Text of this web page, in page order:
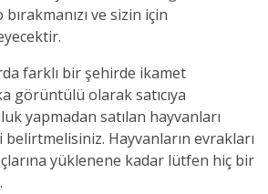
ve sizin için
farklı bir şehirde ikamet
görüntülü olarak satıcıya
yapmadan satılan hayvanları
Hayvanların evrakları
yüklenene kadar lütfen hiç bir